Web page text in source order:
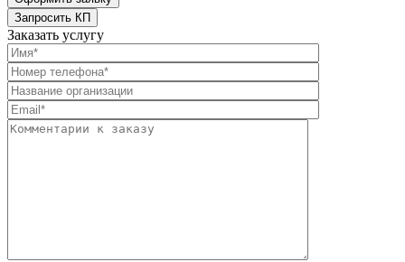
Заказать услугу